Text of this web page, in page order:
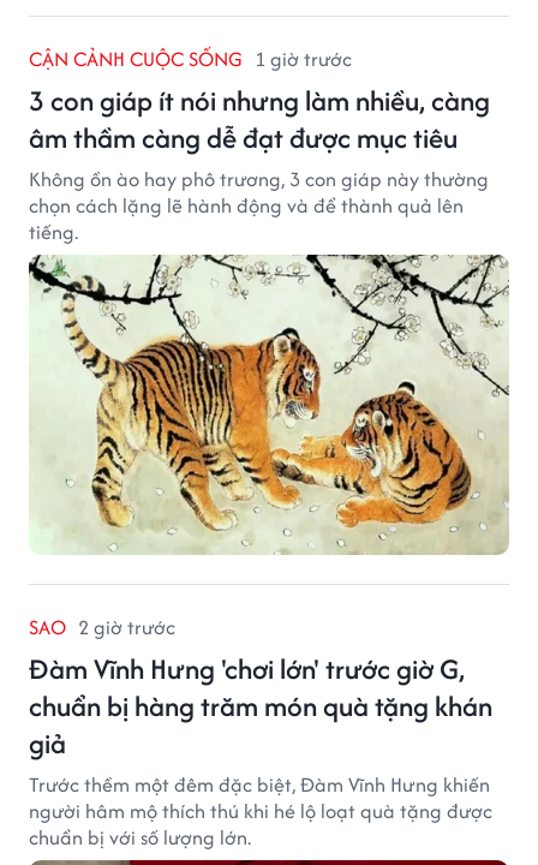
CẬN CẢNH CUỘC SỐNG 1 giờ trước
3 con giáp ít nói nhưng làm nhiều, càng
âm thầm càng dễ đạt được mục tiêu
Không ồn ào hay phô trương, 3 con giáp này thường
chọn cách lặng lẽ hành động và để thành quả lên
tiếng.
SAO 2 giờ trước
Đàm Vĩnh Hưng 'chơi lớn' trước giờ G,
chuẩn bị hàng trăm món quà tặng khán
giả
Trước thềm một đêm đặc biệt, Đàm Vĩnh Hưng khiến
người hâm mộ thích thú khi hé lộ loạt quà tặng được
chuẩn bị với số lượng lớn.